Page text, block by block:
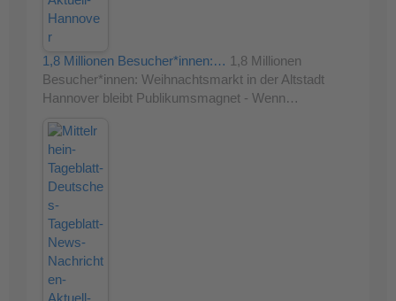
1,8 Millionen Besucher*innen:… 1,8 Millionen
Besucher*innen: Weihnachtsmarkt in der Altstadt
Hannover bleibt Publikumsmagnet - Wenn…